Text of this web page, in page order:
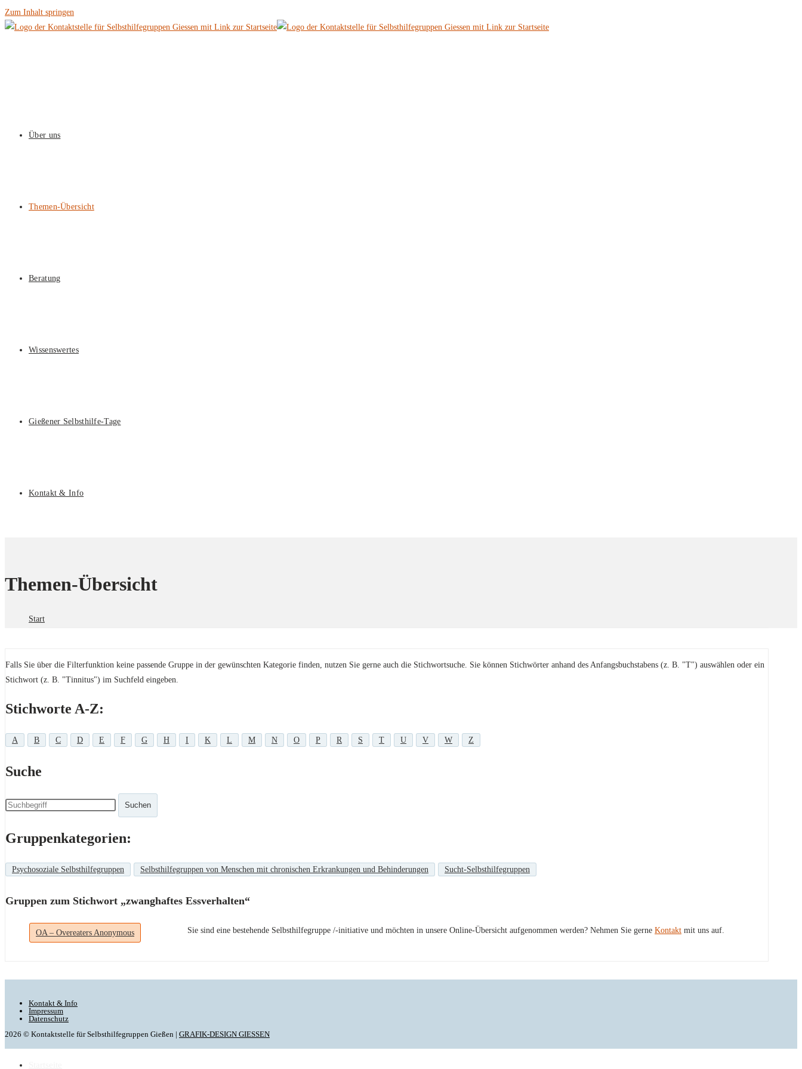
Zum Inhalt springen
Über uns
Themen-Übersicht
Beratung
Wissenswertes
Gießener Selbsthilfe-Tage
Kontakt & Info
Themen-Übersicht
Start
Falls Sie über die Filterfunktion keine passende Gruppe in der gewünschten Kategorie finden, nutzen Sie gerne auch die Stichwortsuche. Sie können Stichwörter anhand des Anfangsbuchstabens (z. B. "T") auswählen oder ein
Stichwort (z. B. "Tinnitus") im Suchfeld eingeben.
Stichworte A-Z:
A B C D E F G H I K L M N O P R S T U V W Z
Suche
Suchen
Gruppenkategorien:
Psychosoziale Selbsthilfegruppen Selbsthilfegruppen von Menschen mit chronischen Erkrankungen und Behinderungen Sucht-Selbsthilfegruppen
Gruppen zum Stichwort „zwanghaftes Essverhalten“
OA – Overeaters Anonymous Sie sind eine bestehende Selbsthilfegruppe /-initiative und möchten in unsere Online-Übersicht aufgenommen werden? Nehmen Sie gerne Kontakt mit uns auf.
Kontakt & Info
Impressum
Datenschutz
2026 © Kontaktstelle für Selbsthilfegruppen Gießen | GRAFIK-DESIGN GIESSEN